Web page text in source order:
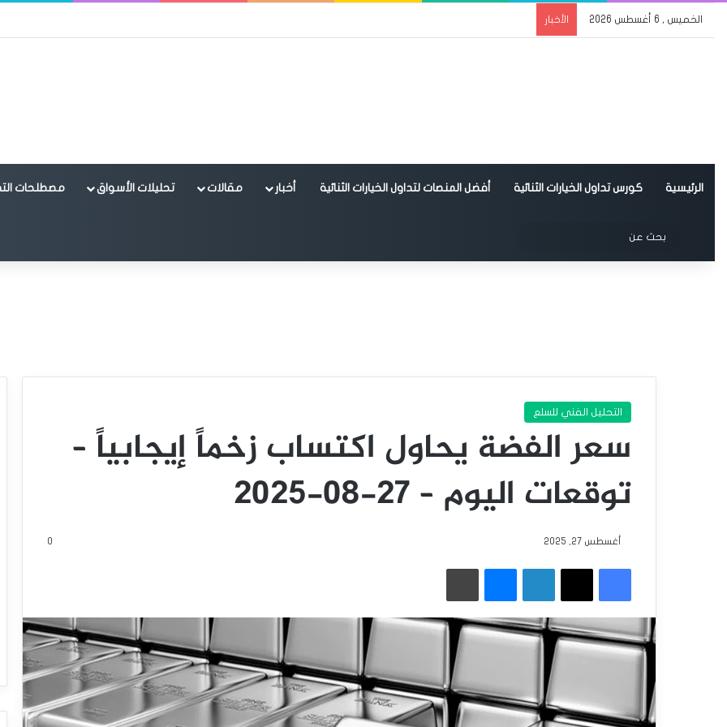
الخميس , 6 أغسطس 2026 الأخبار
الرئيسية كورس تداول الخيارات الثنائية أفضل المنصات لتداول الخيارات الثنائية أخبار مقالات تحليلات الأسواق مصطلحات
الوضع المظلم
عن
التحليل الفني للسلع
سعر الفضة يحاول اكتساب زخماً إيجابياً –
توقعات اليوم – 27-08-2025
أغسطس 27, 2025 0
فيسبوك
‫X لينكدإن ماسنجر طباعة